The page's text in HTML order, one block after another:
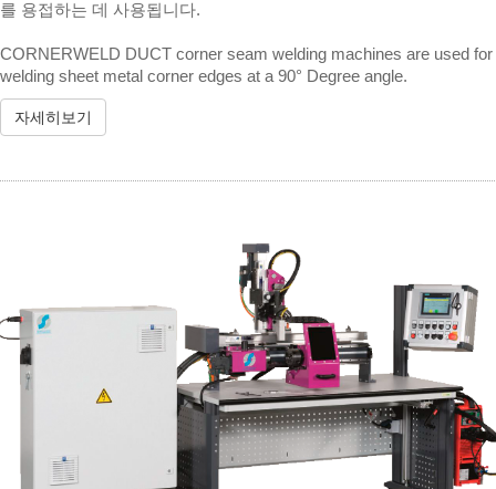
를 용접하는 데 사용됩니다.
CORNERWELD DUCT corner seam welding machines are used for
welding sheet metal corner edges at a 90° Degree angle.
자세히보기